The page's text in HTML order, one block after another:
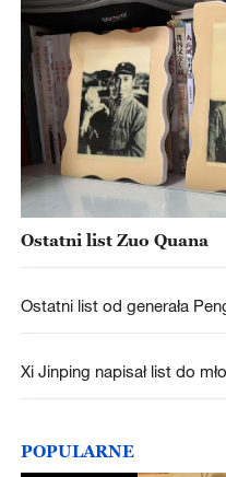
Ostatni list Zuo Quana
Ostatni list od generała
Xi Jinping napisał list do
POPULARNE